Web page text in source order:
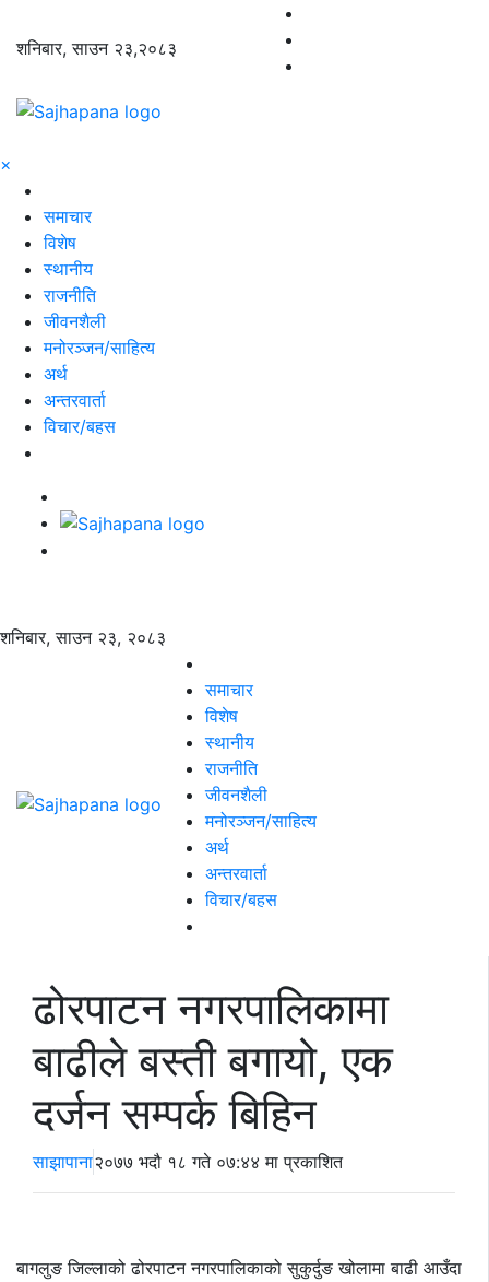
शनिबार, साउन २३,२०८३
×
समाचार
विशेष
स्थानीय
राजनीति
जीवनशैली
मनोरञ्जन/साहित्य
अर्थ
अन्तरवार्ता
विचार/बहस
शनिबार, साउन २३, २०८३
समाचार
विशेष
स्थानीय
राजनीति
जीवनशैली
मनोरञ्जन/साहित्य
अर्थ
अन्तरवार्ता
विचार/बहस
ढोरपाटन नगरपालिकामा
बाढीले बस्ती बगायो, एक
दर्जन सम्पर्क बिहिन
साझापाना२०७७ भदौ १८ गते ०७:४४ मा प्रकाशित
बागलुङ जिल्लाको ढोरपाटन नगरपालिकाको सुकुर्दुङ खोलामा बाढी आउँदा